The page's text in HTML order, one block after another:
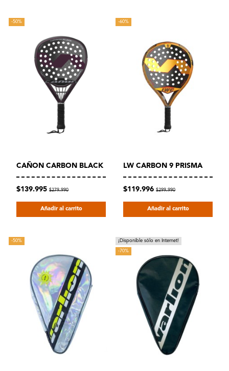
-50%
CAÑON CARBON BLACK
$139.995 $279.990
Añadir al carrito
-60%
LW CARBON 9 PRISMA
$119.996 $299.990
Añadir al carrito
-50% ¡Disponible sólo en Internet!
-70%